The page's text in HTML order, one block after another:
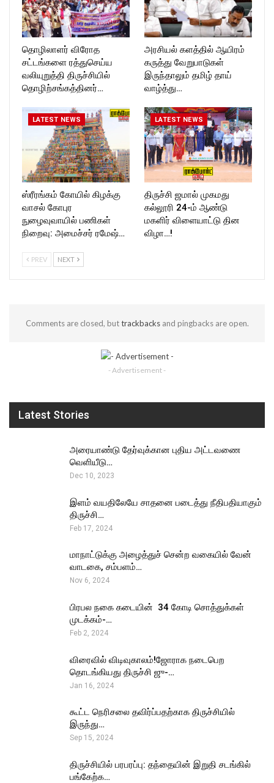
தொழிலாளர் விரோத
சட்டங்களை ரத்துசெய்ய
வலியுறுத்தி திருச்சியில்
தொழிற்சங்கத்தினர்…
அரசியல் களத்தில் ஆயிரம்
கருத்து வேறுபாடுகள்
இருந்தாலும் தமிழ் தாய்
வாழ்த்து…
LATEST NEWS
ஸ்ரீரங்கம் கோயில் கிழக்கு
வாசல் கோபுர
நுழைவுவாயில் பணிகள்
நிறைவு: அமைச்சர் ரமேஷ்…
LATEST NEWS
திருச்சி ஜமால் முகமது
கல்லூரி 24-ம் ஆண்டு
மகளிர் விளையாட்டு தின
விழா…!
PREV NEXT
Comments are closed, buttrackbacksand pingbacks are open.
- Advertisement -
Latest Stories
அரையாண்டு தேர்வுக்கான புதிய அட்டவணை
வெளியீடு…
Dec 10, 2023
இளம் வயதிலேயே சாதனை படைத்து நீதிபதியாகும்
திருச்சி…
Feb 17, 2024
மாநாட்டுக்கு அழைத்துச் சென்ற வகையில் வேன்
வாடகை, சம்பளம்…
Nov 6, 2024
பிரபல நகை கடையின் ₹ 34 கோடி சொத்துக்கள்
முடக்கம்-…
Feb 2, 2024
விரைவில் விடிவுகாலம்!ஜோராக நடைபெற
தொடங்கியது திருச்சி ஜு-…
Jan 16, 2024
கூட்ட நெரிசலை தவிர்ப்பதற்காக திருச்சியில்
இருந்து…
Sep 15, 2024
திருச்சியில் பரபரப்பு: தந்தையின் இறுதி சடங்கில்
பங்கேற்க…